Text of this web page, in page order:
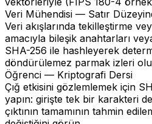
Veri Mühendisi — Satır
Veri akışlarında tekilleştirme
amacıyla bileşik anahtarları
SHA-256 ile hashleyerek
döndürülemez parmak izleri
Öğrenci — Kriptografi Dersi
Çığ etkisini gözlemlemek için
yapın: girişte tek bir karakteri
çıktının tamamının tahmin